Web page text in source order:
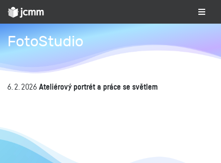
FotoStudio
6. 2. 2026 Ateliérový portrét a práce se světlem